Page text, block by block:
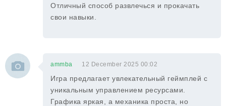
Отличный способ развлечься и прокачать
свои навыки.
ammba 12 December 2025 00:02
Игра предлагает увлекательный геймплей с
уникальным управлением ресурсами.
Графика яркая, а механика проста, но